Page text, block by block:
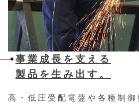
事業成長を支える
製品を生み出す。
高・低圧受配電盤や各種制御